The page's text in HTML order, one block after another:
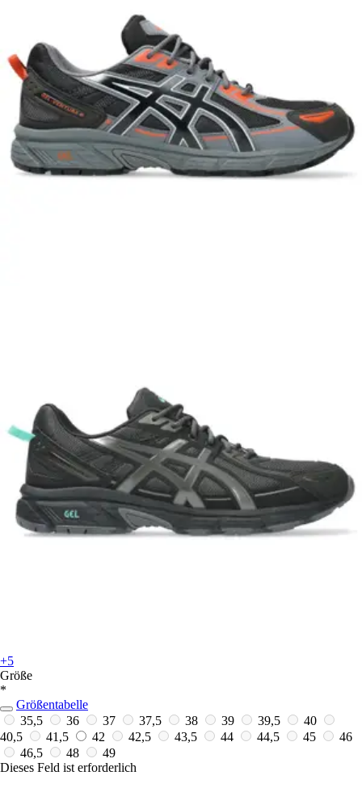
+5
Größe
*
Größentabelle
35,5
36 37 37,5 38 39 39,5
40
40,5
41,5 42 42,5 43,5 44 44,5 45
46
46,5
48
49
Dieses Feld ist erforderlich